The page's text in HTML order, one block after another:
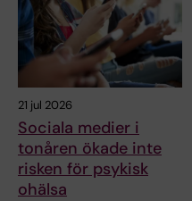
21 jul 2026
Sociala medier i
tonåren ökade inte
risken för psykisk
ohälsa